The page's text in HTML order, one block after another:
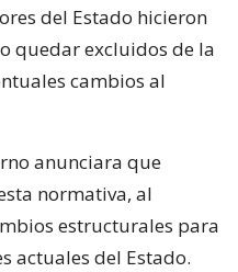
del Estado hicieron
quedar excluidos de la
cambios al
anunciara que
normativa, al
estructurales para
actuales del Estado.